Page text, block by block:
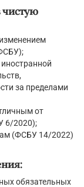
за пределами
от
6/2020);
(ФСБУ 14/2022)
обязательных